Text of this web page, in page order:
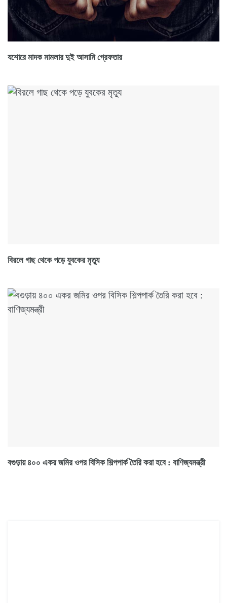
যশোরে মাদক মামলার দুই আসামি গ্রেফতার
বিরলে গাছ থেকে পড়ে যুবকের মৃত্যু
বগুড়ায় ৪০০ একর জমির ওপর বিসিক শিল্পপার্ক তৈরি করা হবে : বাণিজ্যমন্ত্রী